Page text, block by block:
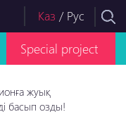
Каз / Рус
Special project
жуық
басып озды!